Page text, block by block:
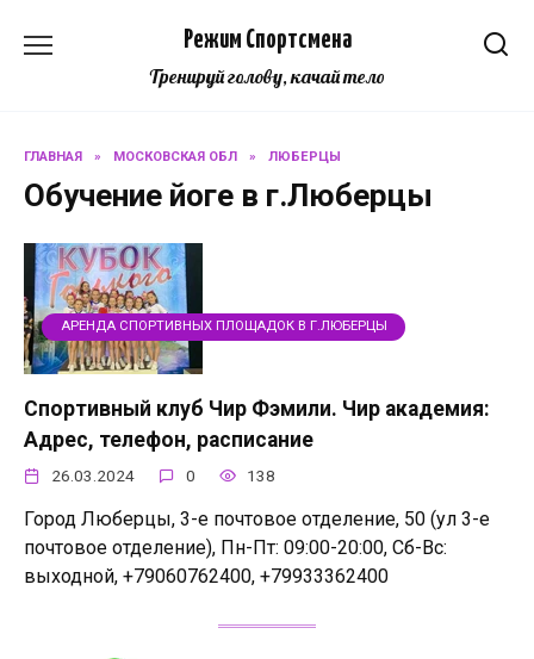
Режим Спортсмена
Тренируй голову, качай тело
ГЛАВНАЯ » МОСКОВСКАЯ ОБЛ » ЛЮБЕРЦЫ
Обучение йоге в г.Люберцы
АРЕНДА СПОРТИВНЫХ ПЛОЩАДОК В Г.ЛЮБЕРЦЫ
Спортивный клуб Чир Фэмили. Чир академия:
Адрес, телефон, расписание
26.03.2024 0 138
Город Люберцы, 3-е почтовое отделение, 50 (ул 3-е
почтовое отделение), Пн-Пт: 09:00-20:00, Сб-Вс:
выходной, +79060762400, +79933362400